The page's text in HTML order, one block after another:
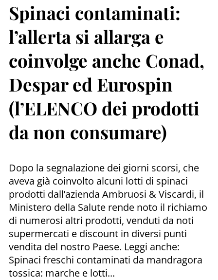
Spinaci contaminati:
l’allerta si allarga e
coinvolge anche Conad,
Despar ed Eurospin
(l’ELENCO dei prodotti
da non consumare)
Dopo la segnalazione dei giorni scorsi, che
aveva già coinvolto alcuni lotti di spinaci
prodotti dall’azienda Ambruosi & Viscardi, il
Ministero della Salute rende noto il richiamo
di numerosi altri prodotti, venduti da noti
supermercati e discount in diversi punti
vendita del nostro Paese. Leggi anche:
Spinaci freschi contaminati da mandragora
tossica: marche e lotti...